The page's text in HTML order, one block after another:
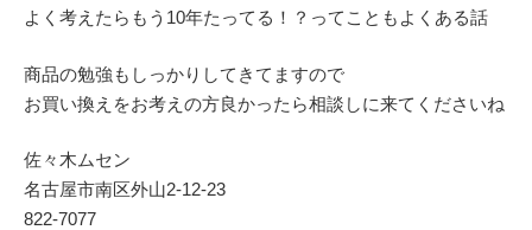
よく考えたらもう10年たってる！？ってこともよくある話
商品の勉強もしっかりしてきてますので
お買い換えをお考えの方良かったら相談しに来てくださいね
佐々木ムセン
名古屋市南区外山2-12-23
822-7077